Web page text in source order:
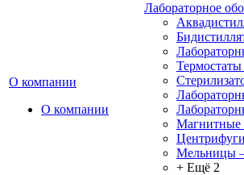
О компании
О компании
Лабораторное
Термостаты
Магнитные
Центрифуги
Мельницы
+ Ещё 2